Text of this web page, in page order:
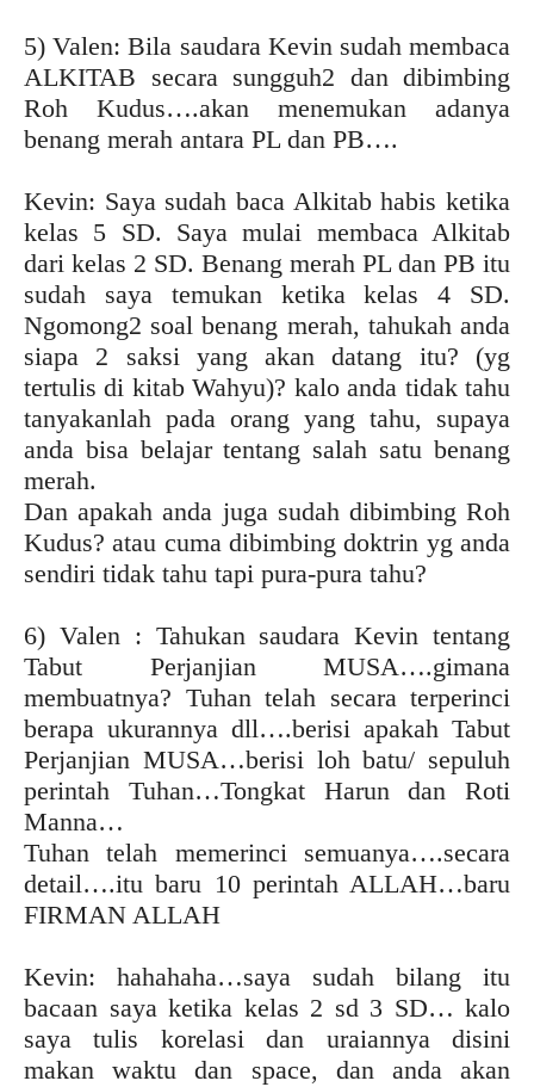
5) Valen: Bila saudara Kevin sudah membaca
ALKITAB secara sungguh2 dan dibimbing
Roh Kudus….akan menemukan adanya
benang merah antara PL dan PB….
Kevin: Saya sudah baca Alkitab habis ketika
kelas 5 SD. Saya mulai membaca Alkitab
dari kelas 2 SD. Benang merah PL dan PB itu
sudah saya temukan ketika kelas 4 SD.
Ngomong2 soal benang merah, tahukah anda
siapa 2 saksi yang akan datang itu? (yg
tertulis di kitab Wahyu)? kalo anda tidak tahu
tanyakanlah pada orang yang tahu, supaya
anda bisa belajar tentang salah satu benang
merah.
Dan apakah anda juga sudah dibimbing Roh
Kudus? atau cuma dibimbing doktrin yg anda
sendiri tidak tahu tapi pura-pura tahu?
6) Valen : Tahukan saudara Kevin tentang
Tabut Perjanjian MUSA….gimana
membuatnya? Tuhan telah secara terperinci
berapa ukurannya dll….berisi apakah Tabut
Perjanjian MUSA…berisi loh batu/ sepuluh
perintah Tuhan…Tongkat Harun dan Roti
Manna…
Tuhan telah memerinci semuanya….secara
detail….itu baru 10 perintah ALLAH…baru
FIRMAN ALLAH
Kevin: hahahaha…saya sudah bilang itu
bacaan saya ketika kelas 2 sd 3 SD… kalo
saya tulis korelasi dan uraiannya disini
makan waktu dan space, dan anda akan